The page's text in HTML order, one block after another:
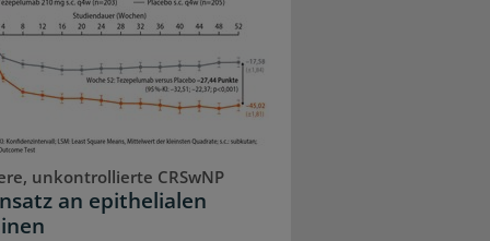
unkontrollierte CRSwNP
an epithelialen